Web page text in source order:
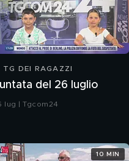
TG DEI RAGAZZI
del 26 luglio
lug | Tgcom24
10 MIN